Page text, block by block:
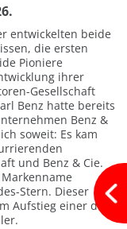
entwickelten beide
die ersten
Pioniere
ihrer
Gesellschaft
Benz hatte bereits
Benz &
soweit: Es kam
und Benz & Cie.
Stern. Dieser
Aufstieg einer der